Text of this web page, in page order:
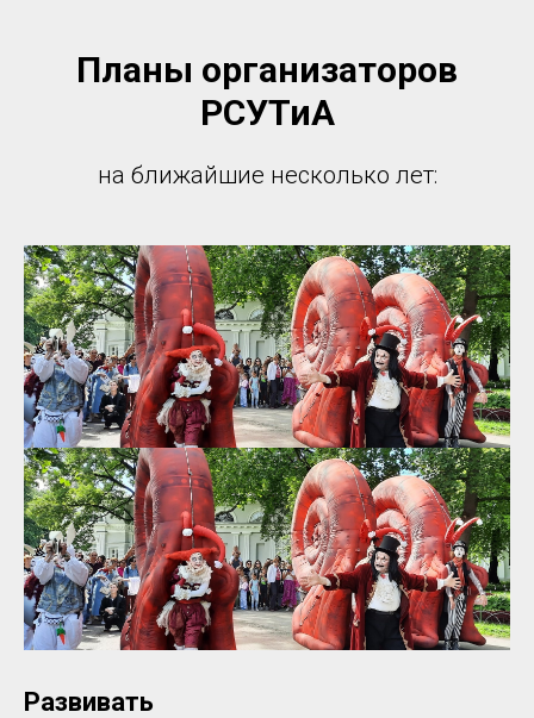
Планы организаторов
РСУТиА
на ближайшие несколько лет:
Развивать